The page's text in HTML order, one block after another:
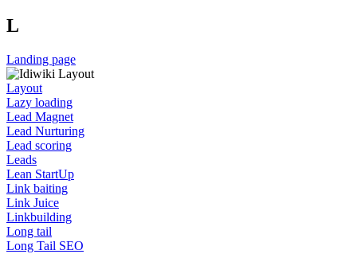
L
Landing page
Layout
Lazy loading
Lead Magnet
Lead Nurturing
Lead scoring
Leads
Lean StartUp
Link baiting
Link Juice
Linkbuilding
Long tail
Long Tail SEO